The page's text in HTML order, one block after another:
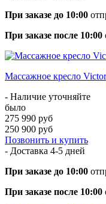
При заказе до 10:00
При заказе после 10:00
Массажное кресло
- Наличие уточняйте
было
275 990 руб
250 900 руб
Позвонить и купить
- Доставка 4-5 дней
При заказе до 10:00
При заказе после 10:00